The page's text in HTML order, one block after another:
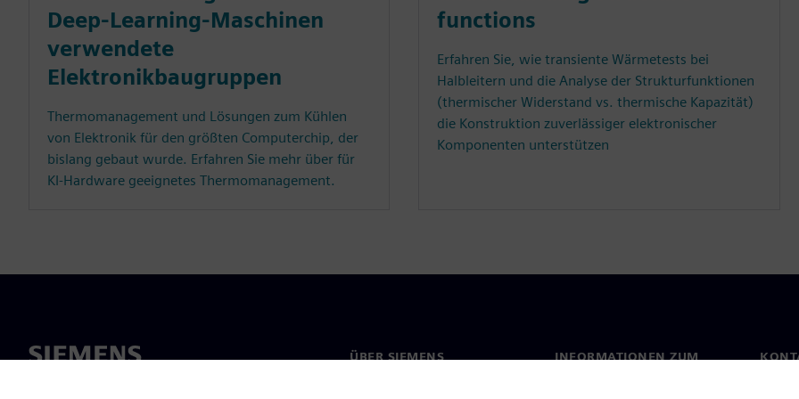
Deep-Learning-Maschinen
verwendete
Elektronikbaugruppen
Thermomanagement und Lösungen zum Kühlen
von Elektronik für den größten Computerchip, der
bislang gebaut wurde. Erfahren Sie mehr über für
KI-Hardware geeignetes Thermomanagement.
functions
Erfahren Sie, wie transiente Wärmetests bei
Halbleitern und die Analyse der Strukturfunktionen
(thermischer Widerstand vs. thermische Kapazität)
die Konstruktion zuverlässiger elektronischer
Komponenten unterstützen
ÜBER SIEMENS
INFORMATIONEN ZUM